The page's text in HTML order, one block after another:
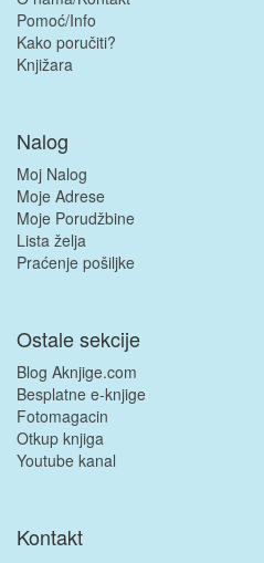
Pomoć/Info
Kako poručiti?
Knjižara
Nalog
Moj Nalog
Moje Adrese
Moje Porudžbine
Lista želja
Praćenje pošiljke
Ostale sekcije
Blog Aknjige.com
Besplatne e-knjige
Fotomagacin
Otkup knjiga
Youtube kanal
Kontakt